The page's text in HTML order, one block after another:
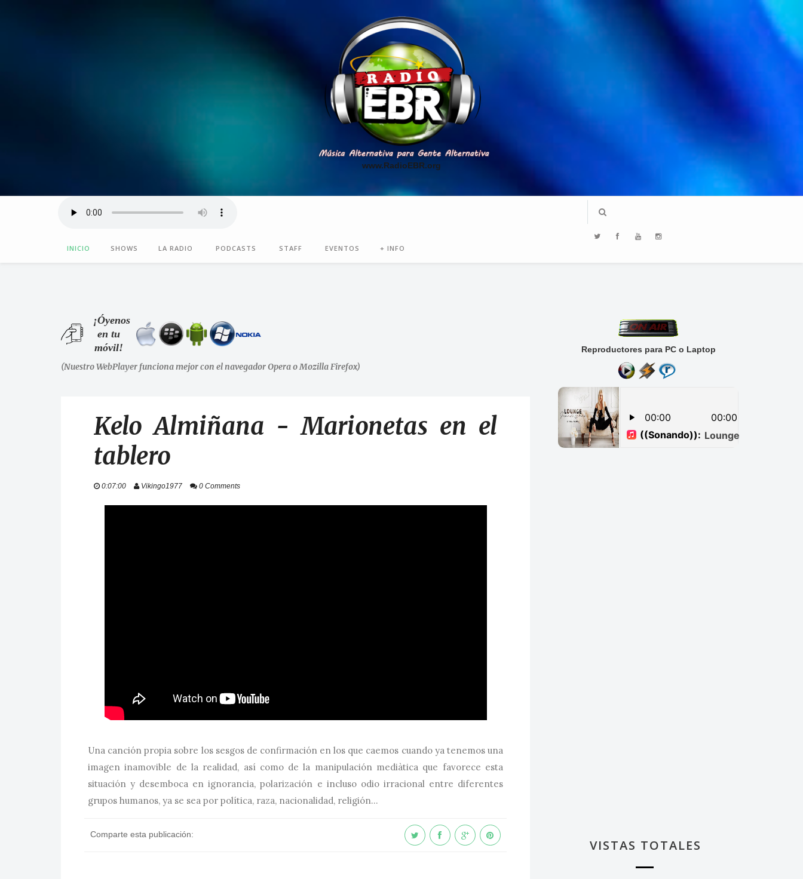
www.RadioEBR.org
INICIO SHOWS LA RADIO PODCASTS STAFF EVENTOS + INFO
¡Óyenos
en tu
móvil!
(Nuestro WebPlayer funciona mejor con el navegador Opera o Mozilla Firefox)
Kelo Almiñana - Marionetas en el
tablero
0:07:00 Vikingo1977 0 Comments
Una canción propia sobre los sesgos de confirmación en los que caemos cuando ya tenemos una
imagen inamovible de la realidad, así como de la manipulación mediàtica que favorece esta
situación y desemboca en ignorancia, polarización e incluso odio irracional entre diferentes
grupos humanos, ya se sea por política, raza, nacionalidad, religión...
Comparte esta publicación:
Reproductores para PC o Laptop
VISTAS TOTALES